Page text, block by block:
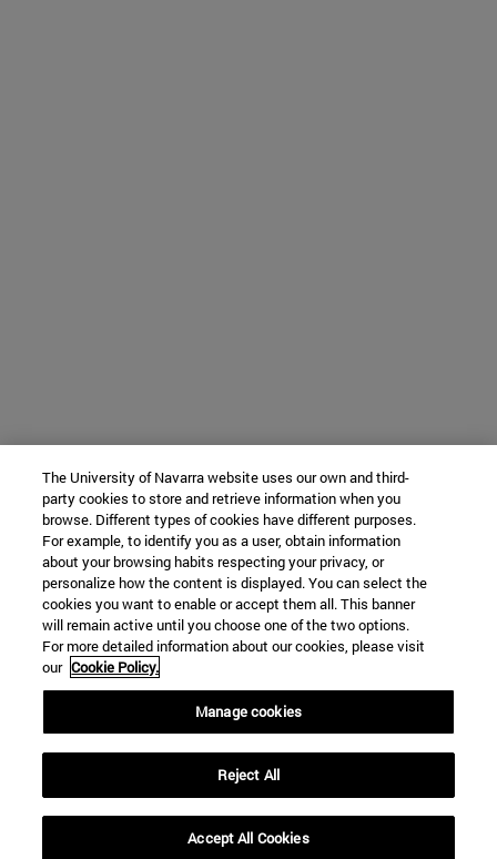
The University of Navarra website uses our own and third-
party cookies to store and retrieve information when you
browse. Different types of cookies have different purposes.
For example, to identify you as a user, obtain information
about your browsing habits respecting your privacy, or
personalize how the content is displayed. You can select the
cookies you want to enable or accept them all. This banner
will remain active until you choose one of the two options.
For more detailed information about our cookies, please visit
our Cookie Policy.
Manage cookies
Reject All
Accept All Cookies